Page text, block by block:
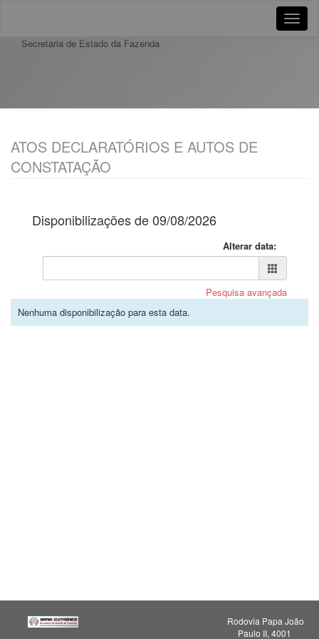
Toggle
Secretaria de Estado da Fazenda
ATOS DECLARATÓRIOS E AUTOS DE
CONSTATAÇÃO
Disponibilizações de 09/08/2026
Alterar data:
Pesquisa avançada
Nenhuma disponibilização para esta data.
Rodovia Papa João
Paulo II, 4001